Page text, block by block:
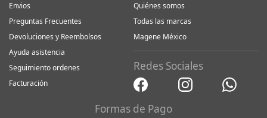
Envios
Preguntas Frecuentes
Devoluciones y Reembolsos
Ayuda asistencia
Seguimiento ordenes
Facturación
Quiénes somos
Todas las marcas
Magene México
Redes Sociales
Formas de Pago